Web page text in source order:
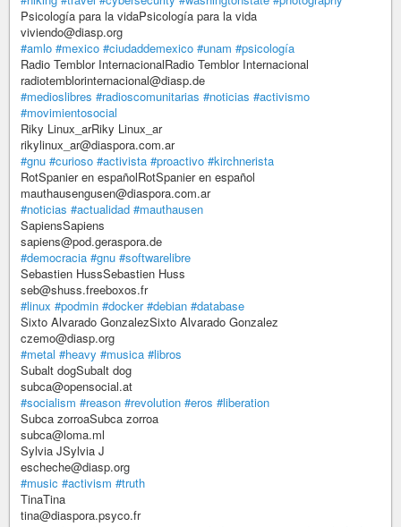
Psicología para la vidaPsicología para la vida
viviendo@diasp.org
#amlo #mexico #ciudaddemexico #unam #psicología
Radio Temblor InternacionalRadio Temblor Internacional
radiotemblorinternacional@diasp.de
#medioslibres #radioscomunitarias #noticias #activismo
#movimientosocial
Riky Linux_arRiky Linux_ar
rikylinux_ar@diaspora.com.ar
#gnu #curioso #activista #proactivo #kirchnerista
RotSpanier en españolRotSpanier en español
mauthausengusen@diaspora.com.ar
#noticias #actualidad #mauthausen
SapiensSapiens
sapiens@pod.geraspora.de
#democracia #gnu #softwarelibre
Sebastien HussSebastien Huss
seb@shuss.freeboxos.fr
#linux #podmin #docker #debian #database
Sixto Alvarado GonzalezSixto Alvarado Gonzalez
czemo@diasp.org
#metal #heavy #musica #libros
Subalt dogSubalt dog
subca@opensocial.at
#socialism #reason #revolution #eros #liberation
Subca zorroaSubca zorroa
subca@loma.ml
Sylvia JSylvia J
escheche@diasp.org
#music #activism #truth
TinaTina
tina@diaspora.psyco.fr